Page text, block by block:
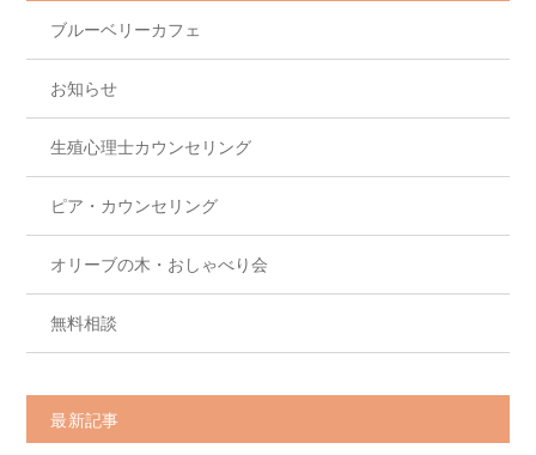
k
ブルーベリーカフェ
お知らせ
生殖心理士カウンセリング
ピア・カウンセリング
オリーブの木・おしゃべり会
無料相談
最新記事